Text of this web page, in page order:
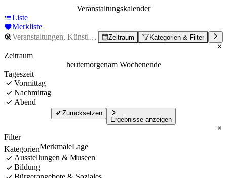
Veranstaltungskalender
Liste
Merkliste
Zeitraum Kategorien & Filter
Zeitraum
heutemorgenam Wochenende
Tageszeit
Vormittag
Nachmittag
Abend
Zurücksetzen
Ergebnisse anzeigen
Filter
KategorienMerkmaleLage
Ausstellungen & Museen
Bildung